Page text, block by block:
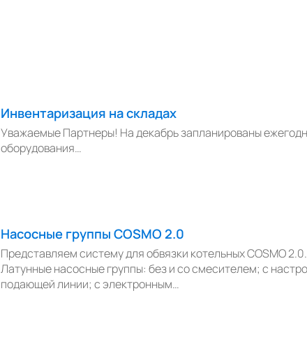
Инвентаризация на складах
Уважаемые Партнеры! На декабрь запланированы
оборудования…
Насосные группы COSMO 2.0
Представляем систему для обвязки котельных COSMO
Латунные насосные группы: без и со смесителем; с
подающей линии; с электронным…